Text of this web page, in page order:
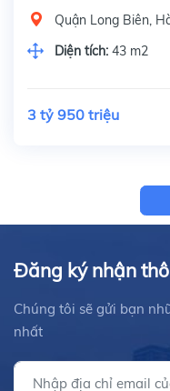
Quận Long Biên,
Diện tích: 43 m2
3 tỷ 950 triệu
Đăng ký nhận
Chúng tôi sẽ gửi bạn
nhất